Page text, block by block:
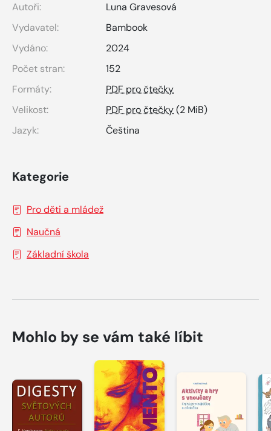
Autoři:
Luna Gravesová
Vydavatel:
Bambook
Vydáno:
2024
Počet stran:
152
Formáty:
PDF pro čtečky
Velikost:
PDF pro čtečky(2 MiB)
Jazyk:
Čeština
Kategorie
Pro děti a mládež
Naučná
Základní škola
Mohlo by se vám také líbit